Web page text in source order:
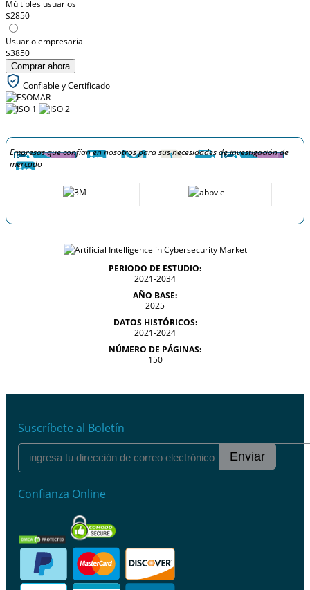
Múltiples usuarios
$2850
Usuario empresarial
$3850
Comprar ahora
Confiable y Certificado
Empresas que confían en nosotros para sus necesidades de investigación de
mercado
PERIODO DE ESTUDIO:
2021-2034
AÑO BASE:
2025
DATOS HISTÓRICOS:
2021-2024
NÚMERO DE PÁGINAS:
150
Suscríbete al Boletín
Enviar
Confianza Online